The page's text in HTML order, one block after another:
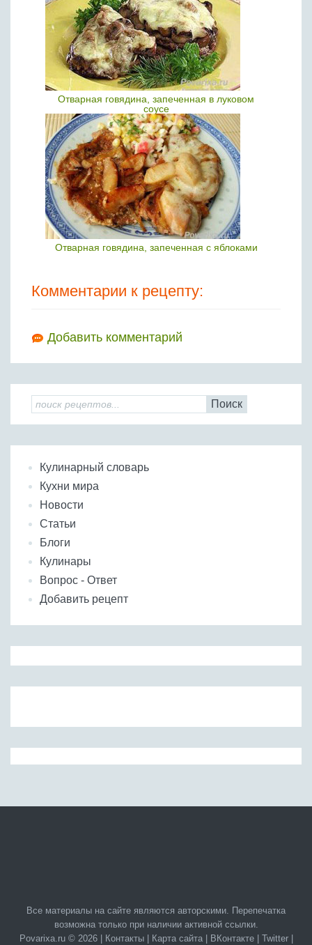
Отварная говядина, запеченная в луковом
соусе
Отварная говядина, запеченная с яблоками
Комментарии к рецепту:
Добавить комментарий
Поиск
Кулинарный словарь
Кухни мира
Новости
Статьи
Блоги
Кулинары
Вопрос - Ответ
Добавить рецепт
Все материалы на сайте являются авторскими. Перепечатка
возможна только при наличии активной ссылки.
Povarixa.ru © 2026 |
Контакты| Карта сайта| ВКонтакте| Twitter|